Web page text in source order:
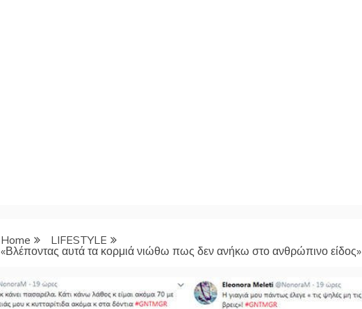
Home
LIFESTYLE
«Βλέποντας αυτά τα κορμιά νιώθω πως δεν ανήκω στο ανθρώπινο είδος»